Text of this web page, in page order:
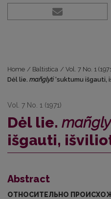
Home / Baltistica / Vol. 7 No. 1
Dėl lie. mañglyti‘suktumu išgauti,
Vol. 7 No. 1 (1971)
Dėl lie.
išgauti,
Abstract
ОТНОСИТЕЛЬНО